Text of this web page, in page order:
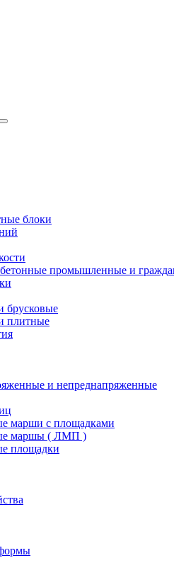
блоки
промышленные и
брусковые
плитные
и непреднапряженные
марши с площадками
маршы ( ЛМП )
площадки